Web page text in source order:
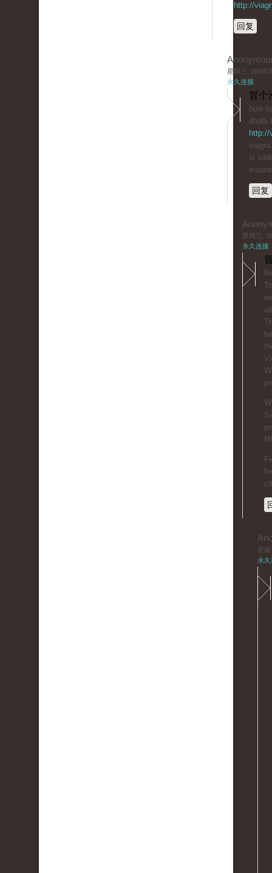
http://
回复
星期三, 06/05/
永久连接
冒个
how
dhabi
http://
viagra.
is
回复
星期三,
永久连接
星
永久